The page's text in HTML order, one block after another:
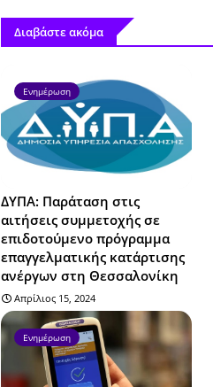
Διαβάστε ακόμα
Ενημέρωση
ΔΥΠΑ: Παράταση στις
αιτήσεις συμμετοχής σε
επιδοτούμενο πρόγραμμα
επαγγελματικής κατάρτισης
ανέργων στη Θεσσαλονίκη
Απρίλιος 15, 2024
Ενημέρωση